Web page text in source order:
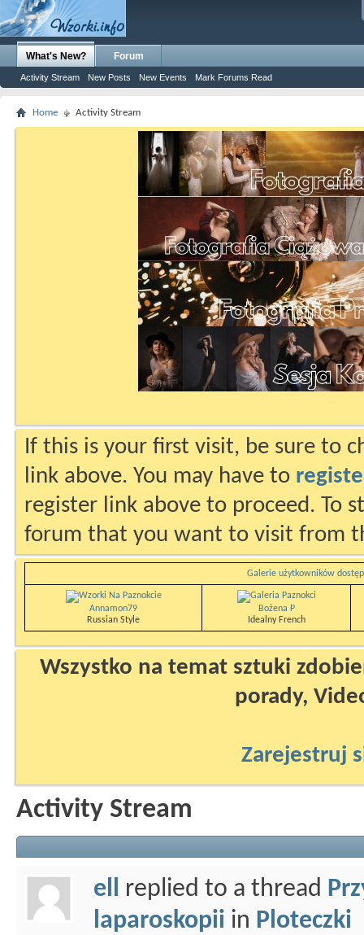
What's New?
Activity Stream New Posts New Events Mark Forums Read
Forum
Home Activity Stream
If this is your first visit, be sure to
link above. You may have to
register link above to proceed. To
forum that you want to visit from
Galerie użytkowników
Annamon79
Russian Style
Bożena P
Idealny French
Wszystko na temat sztuki
porady,
Zarejestruj
Activity Stream
ell replied to a thread
laparoskopii in Ploteczki